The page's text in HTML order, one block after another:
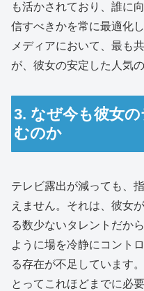
も活かされており、誰に
信すべきかを常に最適化
メディアにおいて、最も
が、彼女の安定した人気の
3. なぜ今も彼女
むのか
テレビ露出が減っても、
えません。それは、彼女
る数少ないタレントだか
ように場を冷静にコント
る存在が不足しています
とってこれほどまでに必